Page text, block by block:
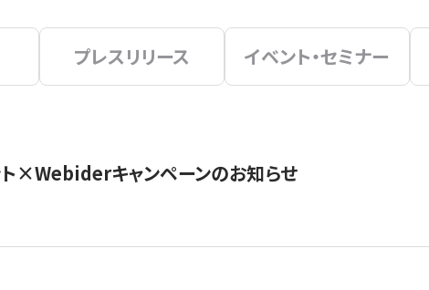
プレスリリース イベント・セミナー
×Webiderキャンペーンのお知らせ